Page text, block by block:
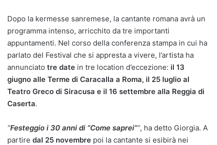
Dopo la kermesse sanremese, la cantante romana avrà un
programma intenso, arricchito da tre importanti
appuntamenti. Nel corso della conferenza stampa in cui ha
parlato del Festival che si appresta a vivere, l’artista ha
annunciato tre date in tre location d’eccezione: il 13
giugno alle Terme di Caracalla a Roma, il 25 luglio al
Teatro Greco di Siracusa e il 16 settembre alla Reggia di
Caserta.
“Festeggio i 30 anni di “Come saprei”“, ha detto Giorgia. A
partire dal 25 novembre poi la cantante si esibirà nei